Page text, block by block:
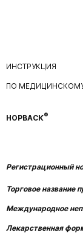
ИНСТРУКЦИЯ
ПО
НОРВАСК®
Регистрационный
Торговое название
Международное
Лекарственная